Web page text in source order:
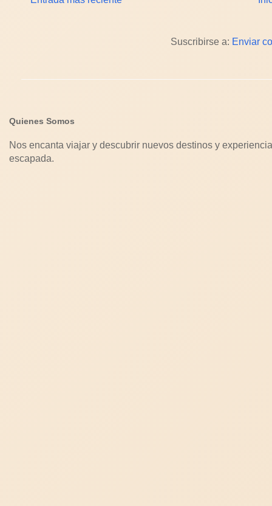
Suscribirse a: Enviar
Quienes Somos
Nos encanta viajar y descubrir nuevos destinos y
escapada.